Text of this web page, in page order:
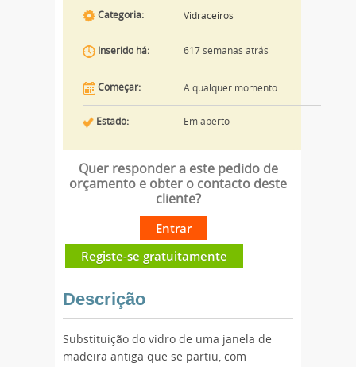
Categoria: Vidraceiros
Inserido há: 617 semanas atrás
Começar: A qualquer momento
Estado: Em aberto
Quer responder a este pedido de
orçamento e obter o contacto deste
cliente?
Entrar
Registe-se gratuitamente
Descrição
Substituição do vidro de uma janela de
madeira antiga que se partiu, com